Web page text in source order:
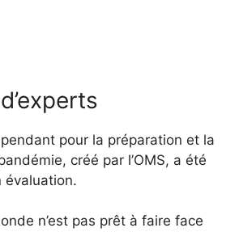
pour la préparation et la
créé par l’OMS, a été
évaluation.
n’est pas prêt à faire face